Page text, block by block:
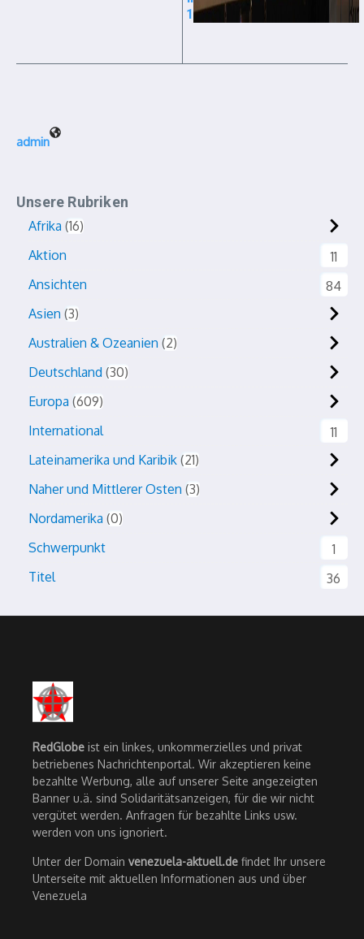
1
admin
Unsere Rubriken
Afrika 16
Aktion
11
Ansichten
84
Asien 3
Australien & Ozeanien 2
Deutschland 30
Europa 609
International
11
Lateinamerika und Karibik 21
Naher und Mittlerer Osten 3
Nordamerika 0
Schwerpunkt
1
Titel
36
RedGlobe ist ein linkes, unkommerzielles und privat
betriebenes Nachrichtenportal. Wir akzeptieren keine
bezahlte Werbung, alle auf unserer Seite angezeigten
Banner u.ä. sind Solidaritätsanzeigen, für die wir nicht
vergütet werden. Anfragen für bezahlte Links usw.
werden von uns ignoriert.
Unter der Domain venezuela-aktuell.de findet Ihr unsere
Unterseite mit aktuellen Informationen aus und über
Venezuela